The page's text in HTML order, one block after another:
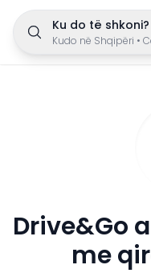
Ku do të shkoni?
Kudo në Shqipëri •
Drive&Go
me